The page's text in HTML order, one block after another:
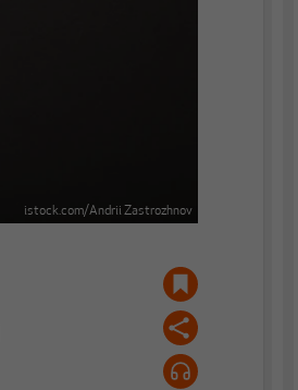
istock.com/Andrii Zastrozhnov